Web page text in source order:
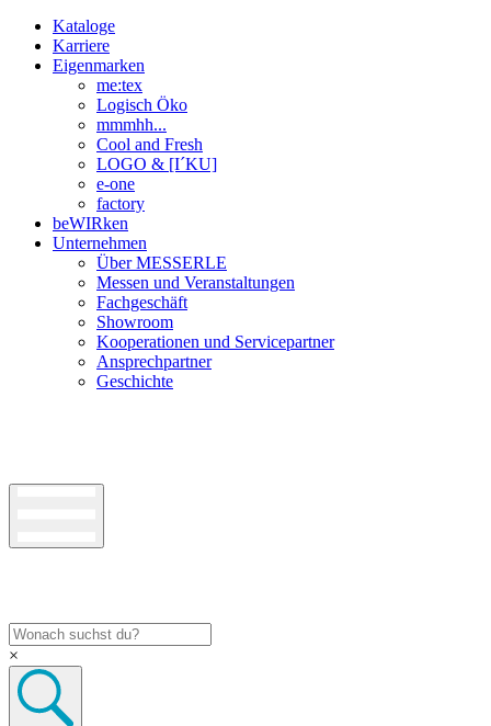
Kataloge
Karriere
Eigenmarken
me:tex
Logisch Öko
mmmhh...
Cool and Fresh
LOGO & [I´KU]
e-one
factory
beWIRken
Unternehmen
Über MESSERLE
Messen und Veranstaltungen
Fachgeschäft
Showroom
Kooperationen und Servicepartner
Ansprechpartner
Geschichte
×